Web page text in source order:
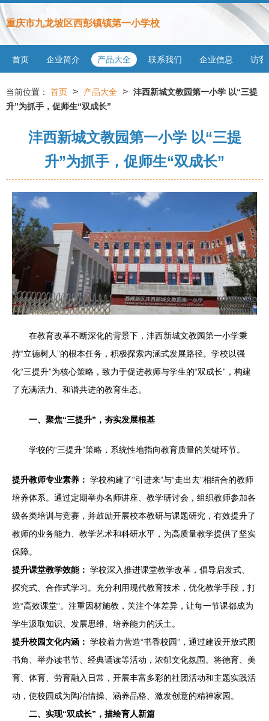
重庆市九龙坡区西彭镇镇第一小学校
首页 企业简介 产品大全 联系我们 企业信息 访客
当前位置： 首页 > 产品大全 > 沣西新城文教园第一小学 以“三提
升”为抓手，促师生“双成长”
沣西新城文教园第一小学 以“三提
升”为抓手，促师生“双成长”
在教育改革不断深化的背景下，沣西新城文教园第一小学秉
持“立德树人”的根本任务，积极探索内涵式发展路径。学校以强
化“三提升”为核心策略，致力于促进教师与学生的“双成长”，构建
了充满活力、和谐共进的教育生态。
一、聚焦“三提升”，夯实发展根基
学校的“三提升”策略，系统性地指向教育质量的关键环节。
提升教师专业素养： 学校构建了“引进来”与“走出去”相结合的教师
培养体系。通过定期举办名师讲座、教学研讨会，组织教师参加各
级各类培训与竞赛，并鼓励开展校本教研与课题研究，有效提升了
教师的业务能力、教学艺术和科研水平，为高质量教学提供了坚实
保障。
提升课堂教学效能： 学校深入推进课堂教学改革，倡导启发式、
探究式、合作式学习。充分利用现代教育技术，优化教学手段，打
造“高效课堂”。注重因材施教，关注个体差异，让每一节课都成为
学生汲取知识、发展思维、培养能力的沃土。
提升校园文化内涵： 学校着力营造“书香校园”，通过建设开放式图
书角、举办读书节、经典诵读等活动，浓郁文化氛围。将德育、美
育、体育、劳育融入日常，开展丰富多彩的社团活动和主题实践活
动，使校园成为陶冶情操、涵养品格、激发创意的精神家园。
二、实现“双成长”，描绘育人新篇